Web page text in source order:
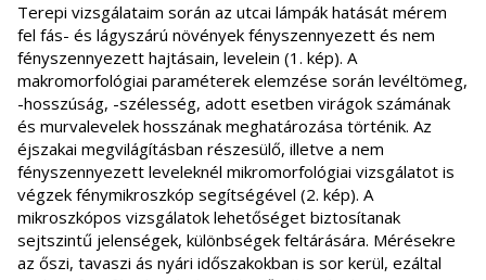
Terepi vizsgálataim során az utcai lámpák hatását mérem
fel fás- és lágyszárú növények fényszennyezett és nem
fényszennyezett hajtásain, levelein (1. kép). A
makromorfológiai paraméterek elemzése során levéltömeg,
-hosszúság, -szélesség, adott esetben virágok számának
és murvalevelek hosszának meghatározása történik. Az
éjszakai megvilágításban részesülő, illetve a nem
fényszennyezett leveleknél mikromorfológiai vizsgálatot is
végzek fénymikroszkóp segítségével (2. kép). A
mikroszkópos vizsgálatok lehetőséget biztosítanak
sejtszintű jelenségek, különbségek feltárására. Mérésekre
az őszi, tavaszi ás nyári időszakokban is sor kerül, ezáltal